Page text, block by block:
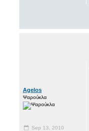
Agelos
Ψαρούκλα
Sep 13, 2010